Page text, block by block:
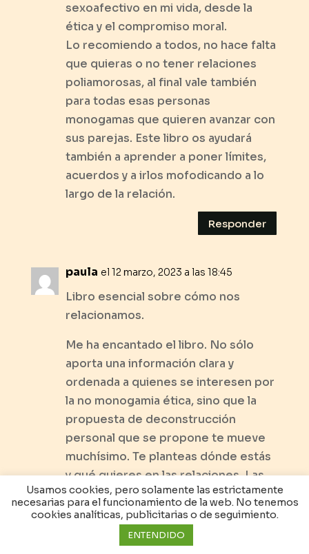
sexoafectivo en mi vida, desde la
ética y el compromiso moral.
Lo recomiendo a todos, no hace falta
que quieras o no tener relaciones
poliamorosas, al final vale también
para todas esas personas
monogamas que quieren avanzar con
sus parejas. Este libro os ayudará
también a aprender a poner límites,
acuerdos y a irlos mofodicando a lo
largo de la relación.
Responder
paula el 12 marzo, 2023 a las 18:45
Libro esencial sobre cómo nos
relacionamos.
Me ha encantado el libro. No sólo
aporta una información clara y
ordenada a quienes se interesen por
la no monogamia ética, sino que la
propuesta de deconstrucción
personal que se propone te mueve
muchísimo. Te planteas dónde estás
y qué quieres en las relaciones. Las
preguntas que Lídia propone para
que te analices y veas realmente
dónde estás respecto al amor y
dónde están tus miedos te hacen
Usamos cookies, pero solamente las estrictamente
necesarias para el funcionamiento de la web. No tenemos
cookies analíticas, publicitarias o de seguimiento.
ENTENDIDO